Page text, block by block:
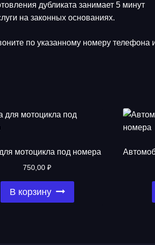
дубликата занимает 5 минут
на законных основаниях.
по указанному номеру
мотоцикла под номера
750,00 ₽
В корзину